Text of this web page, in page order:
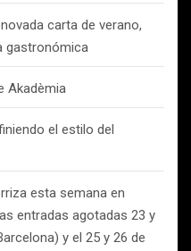
carta de verano,
gastronómica
Akadèmia
el estilo del
esta semana en
entradas agotadas 23 y
y el 25 y 26 de